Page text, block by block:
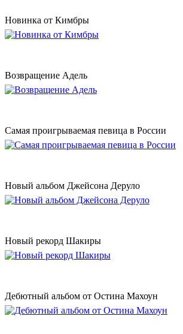
Новинка от Кимбры
Возвращение Адель
Самая проигрываемая певица в России
Новый альбом Джейсона Деруло
Новый рекорд Шакиры
Дебютный альбом от Остина Махоун